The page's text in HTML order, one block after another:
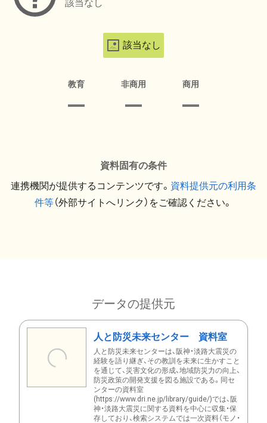
該当なし
該当なし
教育 非商用 商用
資料固有の条件
連携機関が提供するコンテンツです。 資料提供元の利用条
件等（外部サイトへリンク）をご確認ください。
データの提供元
人と防災未来センター 資料室
人と防災未来センターは、阪神・淡路大震災の
経験を語り継ぎ、その教訓を未来に生かすこと
を通じて、災害文化の形成、地域防災力の向上、
防災政策の開発支援を図る施設である。同セ
ンターの資料室
(https://www.dri.ne.jp/library/guide/)では、阪
神・淡路大震災に関する資料を中心に収集・保
存しており、検索システムでは一次資料（モノ・